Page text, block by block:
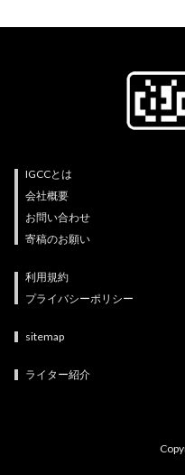
IGCCとは
会社概要
お問い合わせ
寄稿のお願い
利用規約
プライバシーポリシー
sitemap
ライター紹介